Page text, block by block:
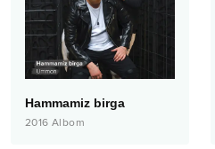
Hammamiz birga
2016 Albom